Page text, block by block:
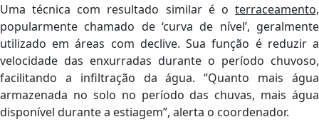
Uma técnica com resultado similar é o terraceamento,
popularmente chamado de ‘curva de nível’, geralmente
utilizado em áreas com declive. Sua função é reduzir a
velocidade das enxurradas durante o período chuvoso,
facilitando a infiltração da água. “Quanto mais água
armazenada no solo no período das chuvas, mais água
disponível durante a estiagem”, alerta o coordenador.